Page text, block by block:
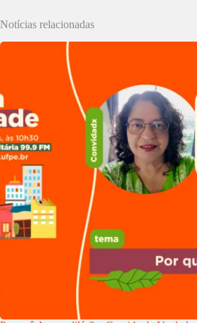
Notícias relacionadas